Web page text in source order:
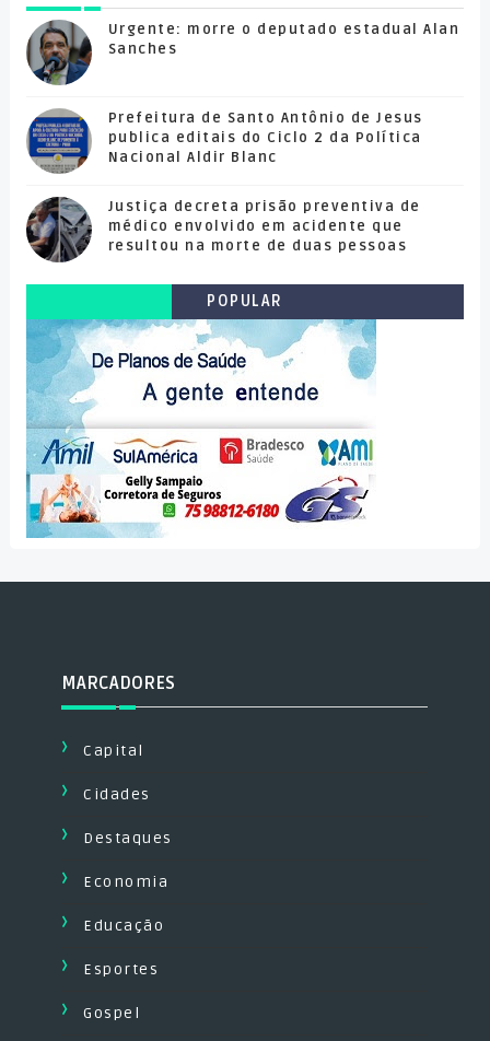
Urgente: morre o deputado estadual Alan
Sanches
Prefeitura de Santo Antônio de Jesus
publica editais do Ciclo 2 da Política
Nacional Aldir Blanc
Justiça decreta prisão preventiva de
médico envolvido em acidente que
resultou na morte de duas pessoas
POPULAR
MARCADORES
Capital
Cidades
Destaques
Economia
Educação
Esportes
Gospel